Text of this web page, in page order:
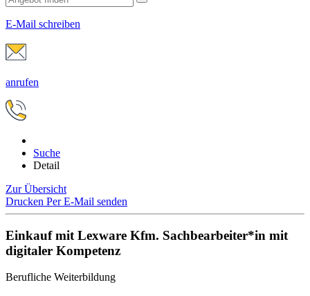
E-Mail schreiben
anrufen
Suche
Detail
Zur Übersicht
Drucken Per E-Mail senden
Einkauf mit Lexware Kfm. Sachbearbeiter*in mit
digitaler Kompetenz
Berufliche Weiterbildung